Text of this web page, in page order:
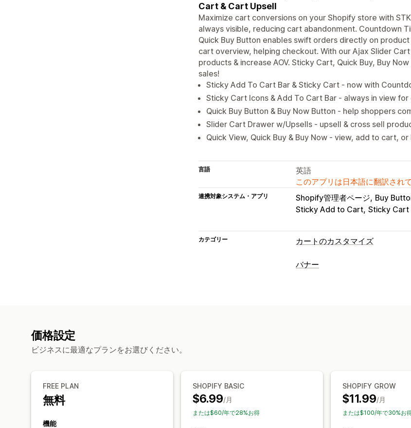
Cart & Cart Upsell
Maximize cart conversions on your Shopify store with
always visible, reducing cart abandonment. Countdown
Quick Buy Button enables swift orders directly on
cart overview, helping checkout. With our Ajax Slider
products & increase AOV. Sticky Cart, Quick Buy, Buy
sales!
Sticky Add To Cart Bar & Sticky Cart - now with
Sticky Cart Icons & Add To Cart Bar - always in view
Quick Buy Button & Buy Now Button - help shoppers
Slider Cart Drawer w/Upsells - upsell & cross sell
Quick View, Quick Buy & Buy Now - view, add to cart,
言語
英語
このアプリは日本語に翻訳され
連携対象システム・アプリ Shopify管理者ページ Buy
Sticky Add to Cart Sticky Cart
カテゴリー カートのカスタマイズ
カートの表示
自動ディスカウント ワンクリッ
バナー
価格設定
ビジネスに最適なプランをお選びください。
FREE PLAN
無料
機能
SHOPIFY BASIC
$6.99/月
または$60/年で28%お得
SHOPIFY GROW
$11.99/月
または$100/年で30%お